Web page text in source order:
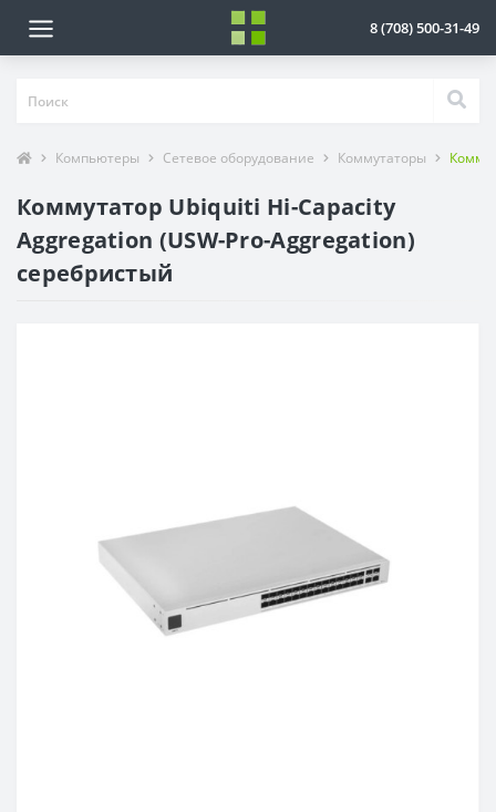
8 (708) 500-31-49
Компьютеры Сетевое оборудование Коммутаторы
Коммутатор Ubiquiti Hi-Capacity
Aggregation (USW-Pro-Aggregation)
серебристый